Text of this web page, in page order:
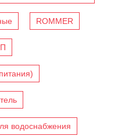
ROMMER
водоснабжения